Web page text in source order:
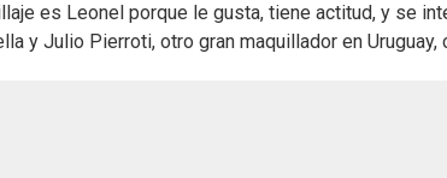
es Leonel porque le gusta, tiene actitud, y se
y Julio Pierroti, otro gran maquillador en